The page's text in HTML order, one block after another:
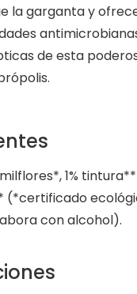
la garganta y
de esta
1%
(*certificado
con alcohol).